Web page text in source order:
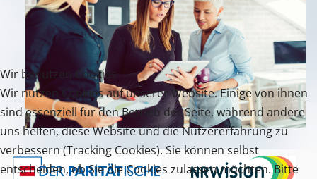
Wir benutzen Cookies
Wir nutzen Cookies auf unserer Website. Einige von ihnen
sind essenziell für den Betrieb der Seite, während andere
uns helfen, diese Website und die Nutzererfahrung zu
verbessern (Tracking Cookies). Sie können selbst
entscheiden, ob Sie die Cookies zulassen möchten. Bitte